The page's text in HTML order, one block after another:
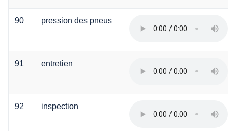
90 pression des pneus
91 entretien
92 inspection